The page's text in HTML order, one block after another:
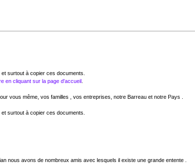
surtout à copier ces documents.
en cliquant sur la page d'accueil
vous même, vos familles , vos entreprises, notre Barreau et notre Pays .
surtout à copier ces documents.
nous avons de nombreux amis avec lesquels il existe une grande entente .